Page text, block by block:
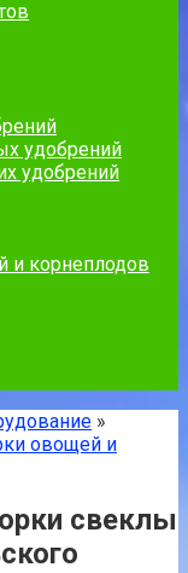
удобрений
удобрений
и корнеплодов
»
овощей и
свеклы